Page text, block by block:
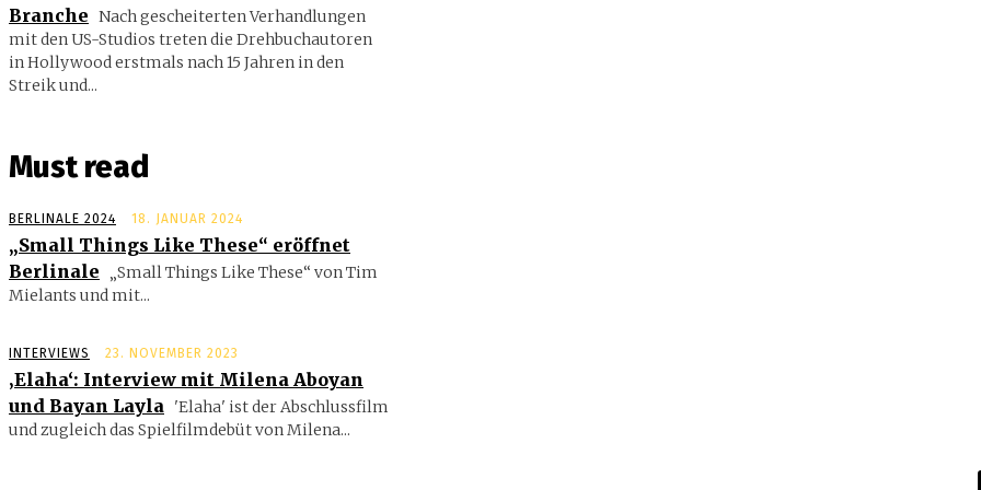
Branche Nach gescheiterten Verhandlungen
mit den US-Studios treten die Drehbuchautoren
in Hollywood erstmals nach 15 Jahren in den
Streik und...
Must read
BERLINALE 2024 18. JANUAR 2024
„Small Things Like These“ eröffnet
Berlinale
„Small Things Like These“ von Tim
Mielants und mit...
INTERVIEWS 23. NOVEMBER 2023
‚Elaha‘: Interview mit Milena Aboyan
und Bayan Layla 'Elaha' ist der Abschlussfilm
und zugleich das Spielfilmdebüt von Milena...